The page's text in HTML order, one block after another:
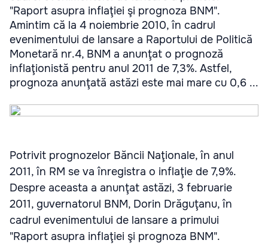
"Raport asupra inflaţiei şi prognoza BNM".
Amintim că la 4 noiembrie 2010, în cadrul
evenimentului de lansare a Raportului de Politică
Monetară nr.4, BNM a anunţat o prognoză
inflaţionistă pentru anul 2011 de 7,3%. Astfel,
prognoza anunţată astăzi este mai mare cu 0,6 ...
Potrivit prognozelor Băncii Naţionale, în anul
2011, în RM se va înregistra o inflaţie de 7,9%.
Despre aceasta a anunţat astăzi, 3 februarie
2011, guvernatorul BNM, Dorin Drăguţanu, în
cadrul evenimentului de lansare a primului
"Raport asupra inflaţiei şi prognoza BNM".